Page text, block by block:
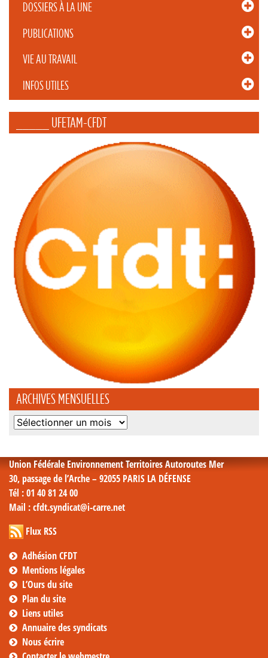
DOSSIERS À LA UNE
PUBLICATIONS
VIE AU TRAVAIL
INFOS UTILES
_____ UFETAM-CFDT
ARCHIVES MENSUELLES
Archives
Union Fédérale Environnement Territoires Autoroutes Mer
30, passage de l’Arche – 92055 PARIS LA DÉFENSE
Tél : 01 40 81 24 00
Mail : cfdt.syndicat@i-carre.net
Flux RSS
Adhésion CFDT
Mentions légales
L’Ours du site
Plan du site
Liens utiles
Annuaire des syndicats
Nous écrire